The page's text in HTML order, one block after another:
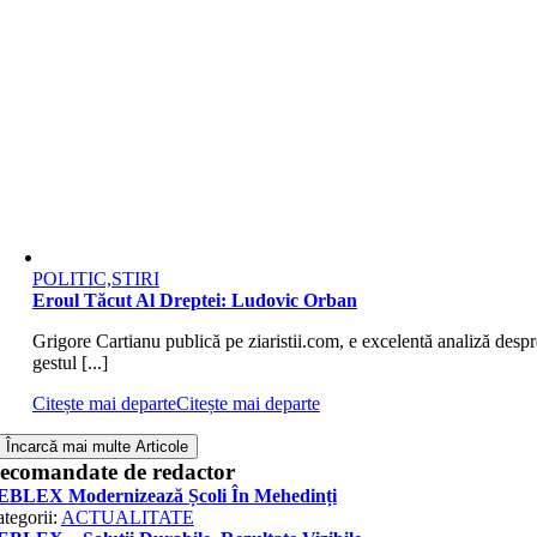
POLITIC,STIRI
Eroul Tăcut Al Dreptei: Ludovic Orban
Grigore Cartianu publică pe ziaristii.com, e excelentă analiză
gestul [...]
Citește mai departeCitește mai departe
Încarcă mai multe Articole
de redactor
Modernizează Școli În Mehedinți
ACTUALITATE